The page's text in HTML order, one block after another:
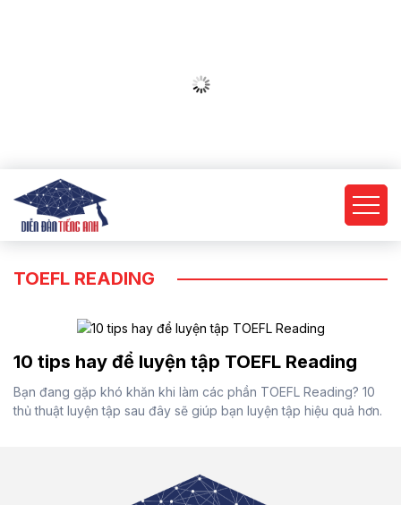
TOEFL READING
10 tips hay để luyện tập TOEFL Reading
Bạn đang gặp khó khăn khi làm các phần TOEFL Reading? 10
thủ thuật luyện tập sau đây sẽ giúp bạn luyện tập hiệu quả hơn.